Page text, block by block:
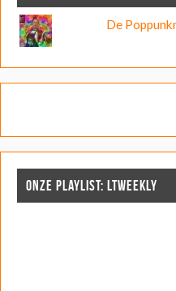
De
ONZE PLAYLIST: LTWEEKLY